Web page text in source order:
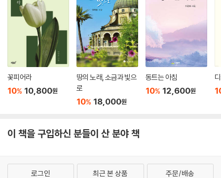
꽃피어라
10% 10,800원
땅의 노래, 소금과 빛으
로
10% 18,000원
동트는 아침
10% 12,600원
이 책을 구입하신 분들이 산 분야 책
로그인 최근 본 상품 주문/배송